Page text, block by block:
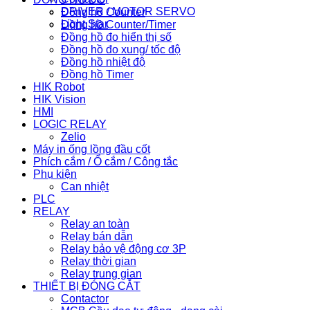
DRIVER / MOTOR SERVO
Light Star
Đồng hồ Counter
Đồng hồ Counter/Timer
Đồng hồ đo hiển thị số
Đồng hồ đo xung/ tốc độ
Đồng hồ nhiệt độ
Đồng hồ Timer
HIK Robot
HIK Vision
HMI
LOGIC RELAY
Zelio
Máy in ống lồng đầu cốt
Phích cắm / Ổ cắm / Công tắc
Phụ kiện
Can nhiệt
PLC
RELAY
Relay an toàn
Relay bán dẫn
Relay bảo vệ động cơ 3P
Relay thời gian
Relay trung gian
THIẾT BỊ ĐÓNG CẮT
Contactor